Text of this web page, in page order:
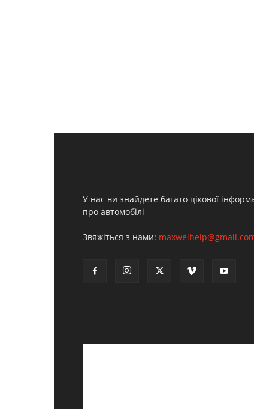
У нас ви знайдете багато цікової
про автомобілі
Звяжіться з нами: